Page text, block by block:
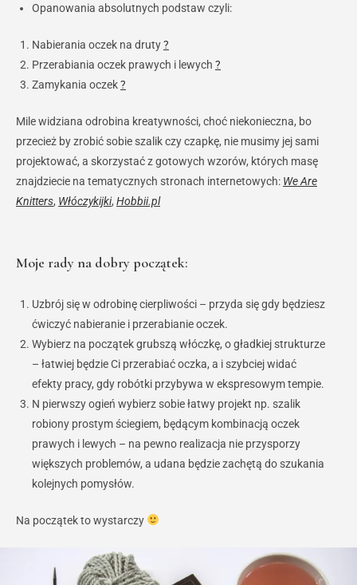
Opanowania absolutnych podstaw czyli:
Nabierania oczek na druty?
Przerabiania oczek prawych i lewych ?
Zamykania oczek?
Mile widziana odrobina kreatywności, choć niekonieczna, bo
przecież by zrobić sobie szalik czy czapkę, nie musimy jej sami
projektować, a skorzystać z gotowych wzorów, których masę
znajdziecie na tematycznych stronach internetowych: We Are
Knitters, Włóczykijki, Hobbii.pl
Moje rady na dobry początek:
Uzbrój się w odrobinę cierpliwości – przyda się gdy będziesz
ćwiczyć nabieranie i przerabianie oczek.
Wybierz na początek grubszą włóczkę, o gładkiej strukturze
– łatwiej będzie Ci przerabiać oczka, a i szybciej widać
efekty pracy, gdy robótki przybywa w ekspresowym tempie.
N pierwszy ogień wybierz sobie łatwy projekt np. szalik
robiony prostym ściegiem, będącym kombinacją oczek
prawych i lewych – na pewno realizacja nie przysporzy
większych problemów, a udana będzie zachętą do szukania
kolejnych pomysłów.
Na początek to wystarczy